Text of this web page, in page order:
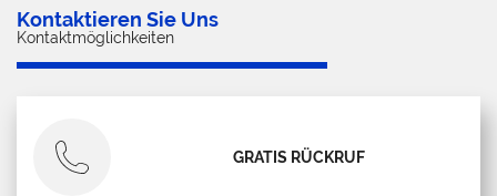
Kontaktieren Sie Uns
Kontaktmöglichkeiten
GRATIS RÜCKRUF